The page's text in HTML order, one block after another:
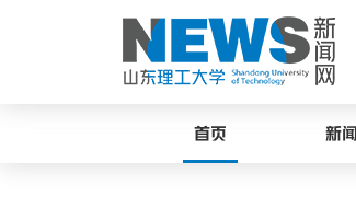
首页 新闻